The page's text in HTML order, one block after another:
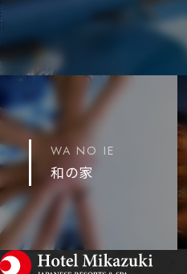
WA NO IE
和の家